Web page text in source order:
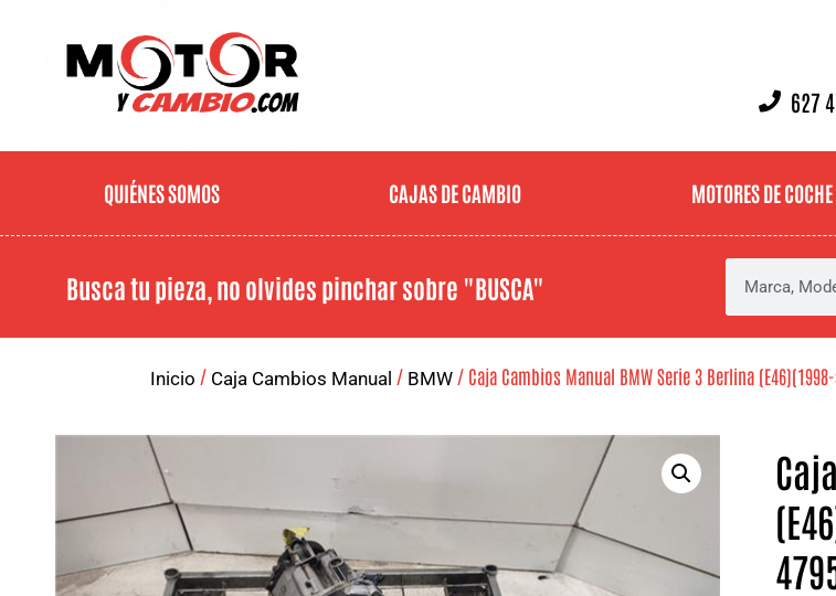
627
QUIÉNES SOMOS CAJAS DE CAMBIO MOTORES DE COCHE
Busca tu pieza, no olvides pinchar sobre "BUSCA"
Inicio / Caja Cambios Manual / BMW / Caja Cambios Manual BMW Serie 3 Berlina